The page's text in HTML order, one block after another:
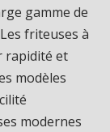
gamme de
friteuses à
rapidité et
modèles
modernes